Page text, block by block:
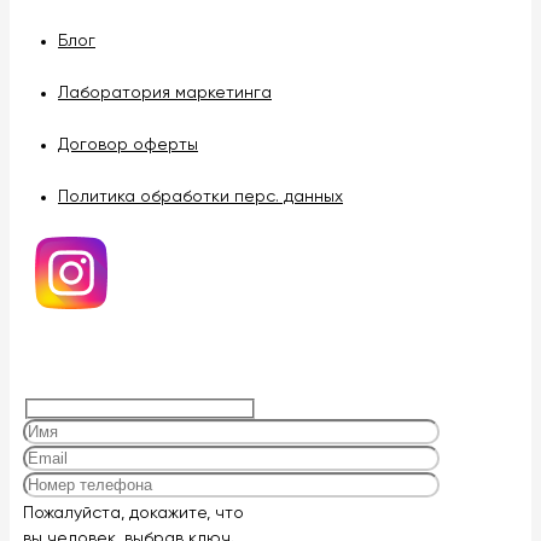
Блог
Лаборатория маркетинга
Договор оферты
Политика обработки перс. данных
Оставьте
Пожалуйста, докажите, что